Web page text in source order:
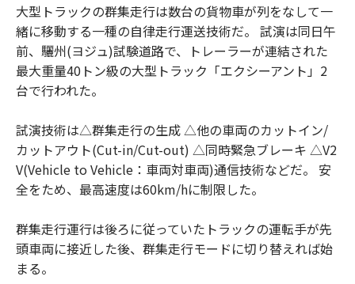
大型トラックの群集走行は数台の貨物車が列をなして一
緒に移動する一種の自律走行運送技術だ。 試演は同日午
前、驪州(ヨジュ)試験道路で、トレーラーが連結された
最大重量40トン級の大型トラック「エクシーアント」2
台で行われた。
試演技術は△群集走行の生成 △他の車両のカットイン/
カットアウト(Cut-in/Cut-out) △同時緊急ブレーキ △V2
V(Vehicle to Vehicle：車両対車両)通信技術などだ。 安
全をため、最高速度は60km/hに制限した。
群集走行運行は後ろに従っていたトラックの運転手が先
頭車両に接近した後、群集走行モードに切り替えれば始
まる。